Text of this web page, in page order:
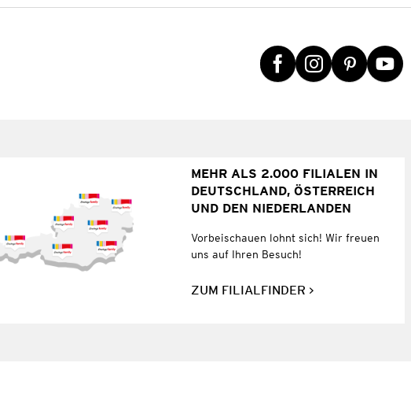
MEHR ALS 2.000 FILIALEN IN
DEUTSCHLAND, ÖSTERREICH
UND DEN NIEDERLANDEN
Vorbeischauen lohnt sich! Wir freuen
uns auf Ihren Besuch!
ZUM FILIALFINDER